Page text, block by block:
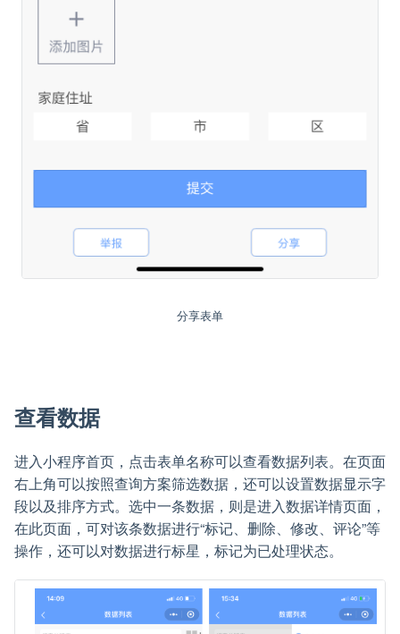
分享表单
查看数据
进入小程序首页，点击表单名称可以查看数据列表。在页面
右上角可以按照查询方案筛选数据，还可以设置数据显示字
段以及排序方式。选中一条数据，则是进入数据详情页面，
在此页面，可对该条数据进行“标记、删除、修改、评论”等
操作，还可以对数据进行标星，标记为已处理状态。